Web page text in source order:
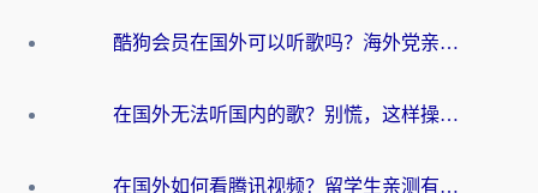
酷狗会员在国外可以听歌吗？海外党亲测有效：3步解决音乐权限难题
在国外无法听国内的歌？别慌，这样操作就能畅听QQ音乐（附亲测加速器推荐）
在国外如何看腾讯视频？留学生亲测有效的回国加速方案